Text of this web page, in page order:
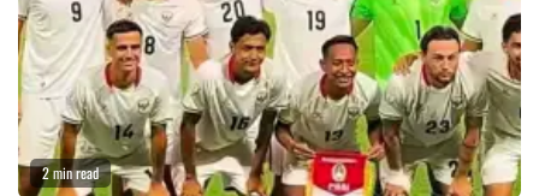
2 min read